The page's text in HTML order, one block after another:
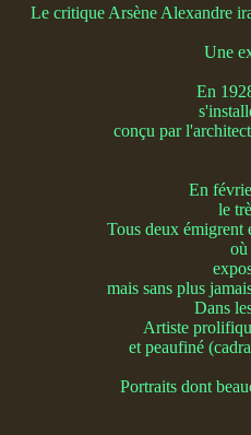
Le critique Arsène Alexandre
Une
En
conçu par
En
le
Tous deux
où
mais sans plus
Dans
Artiste
et peaufiné
Portraits dont